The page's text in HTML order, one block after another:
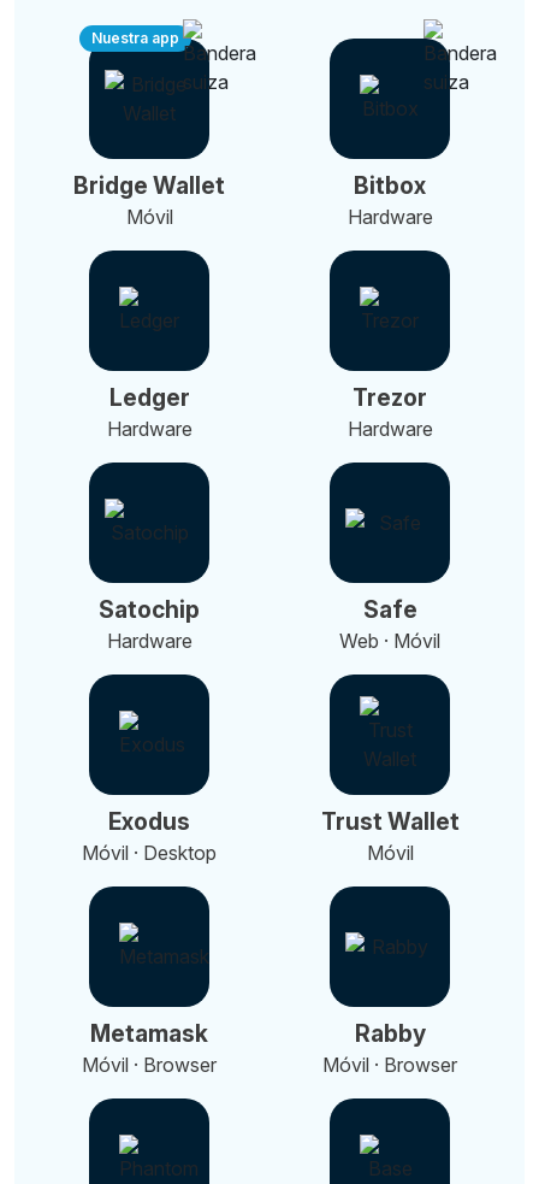
Nuestra app
Bridge Wallet
Móvil
Bitbox
Hardware
Ledger
Hardware
Trezor
Hardware
Satochip
Hardware
Safe
Web · Móvil
Exodus
Móvil · Desktop
Trust Wallet
Móvil
Metamask
Móvil · Browser
Rabby
Móvil · Browser